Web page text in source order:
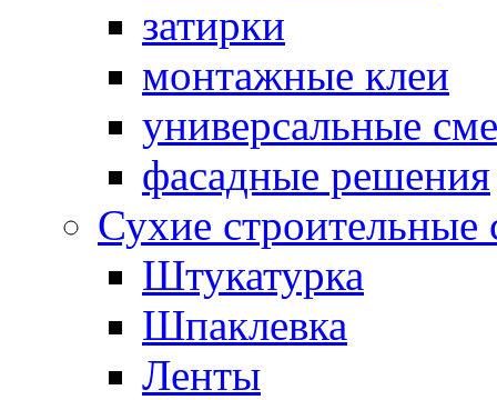
затирки
монтажные клеи
универсальные
фасадные решения
Сухие
Штукатурка
Шпаклевка
Ленты